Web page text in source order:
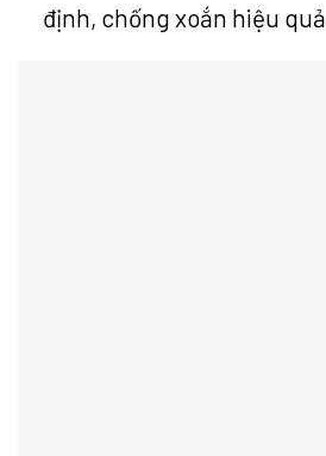
định, chống xoắn hiệu quả.